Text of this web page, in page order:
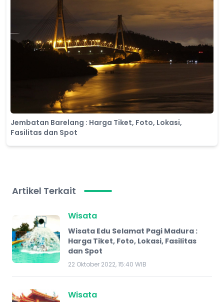
Jembatan Barelang : Harga Tiket, Foto, Lokasi,
Fasilitas dan Spot
Artikel Terkait
Wisata
Wisata Edu Selamat Pagi Madura :
Harga Tiket, Foto, Lokasi, Fasilitas
dan Spot
22 Oktober 2022, 15:40 WIB
Wisata